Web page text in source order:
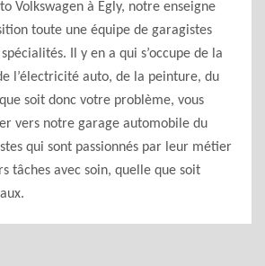
Volkswagen à Egly, notre enseigne
toute une équipe de garagistes
Il y en a qui s’occupe de la
l’électricité auto, de la peinture, du
soit donc votre problème, vous
vers notre garage automobile du
qui sont passionnés par leur métier
tâches avec soin, quelle que soit